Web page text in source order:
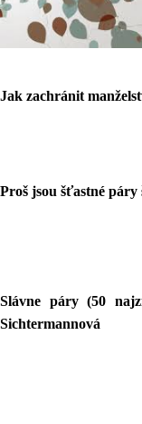
Jak zachránit
Proš jsou šťastné
Slávne páry (50
Sichtermannová